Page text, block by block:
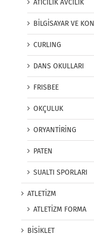
ATICILIK AVCILIK
BİLGİSAYAR VE
CURLING
DANS OKULLARI
FRISBEE
OKÇULUK
ORYANTİRİNG
PATEN
SUALTI SPORLARI
ATLETİZM
ATLETİZM FORMA
BİSİKLET